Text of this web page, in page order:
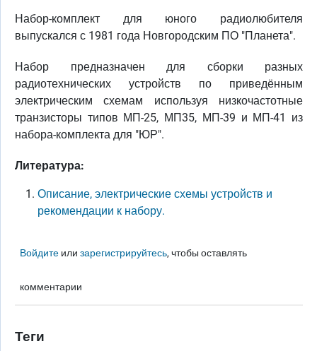
Набор-комплект для юного радиолюбителя
выпускался с 1981 года Новгородским ПО "Планета".
Набор предназначен для сборки разных
радиотехнических устройств по приведённым
электрическим схемам используя низкочастотные
транзисторы типов МП-25, МП35, МП-39 и МП-41 из
набора-комплекта для "ЮР".
Литература:
Описание, электрические схемы устройств и
рекомендации к набору.
Войдите илизарегистрируйтесь, чтобы оставлять
комментарии
Теги